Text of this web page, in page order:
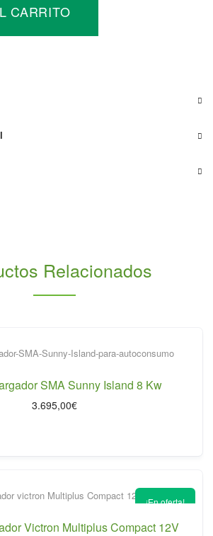
CARRITO
Relacionados
SMA Sunny Island 8 Kw
3.695,00€
¡En oferta!
Victron Multiplus Compact 12V